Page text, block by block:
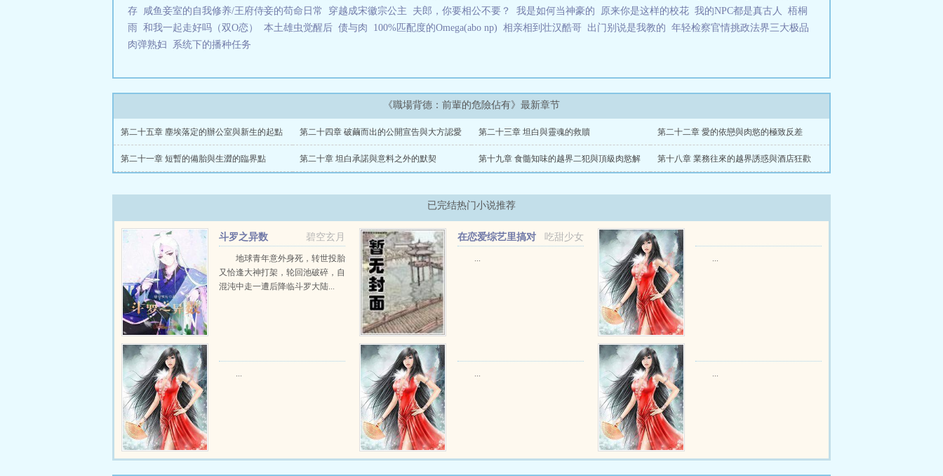
存
咸鱼妾室的自我修养/王府侍妾的苟命日常 穿越成宋徽宗公主 夫郎，你要相公不要？ 我是如何当神豪的 原来你是这样的校花 我的NPC都是真古人
梧桐
雨 和我一起走好吗（双O恋） 本土雄虫觉醒后 债与肉 100%匹配度的Omega(abo np) 相亲相到壮汉酷哥 出门别说是我教的 年轻检察官情挑政法界三大极品
肉弹熟妇
系统下的播种任务
《職場背德：前輩的危險佔有》最新章节
第二十五章 塵埃落定的辦公室與新生的起點 第二十四章 破繭而出的公開宣告與大方認愛 第二十三章 坦白與靈魂的救贖 第二十二章 愛的依戀與肉慾的極致反差
第二十一章 短暫的備胎與生澀的臨界點 第二十章 坦白承諾與意料之外的默契 第十九章 食髓知味的越界二犯與頂級肉慾解 第十八章 業務往來的越界誘惑與酒店狂歡
已完结热门小说推荐
碧空玄月
斗罗之异数
地球青年意外身死，转世投胎
又恰逢大神打架，轮回池破碎，自
混沌中走一遭后降临斗罗大陆...
吃甜少女
在恋爱综艺里搞对
... ...
... ... ...